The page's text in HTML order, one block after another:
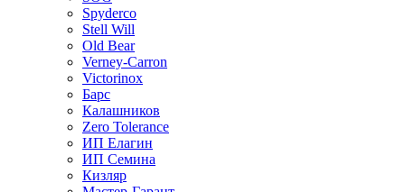
Spyderco
Stell Will
Old Bear
Verney-Carron
Victorinox
Барс
Калашников
Zero Tolerance
ИП Елагин
ИП Семина
Кизляр